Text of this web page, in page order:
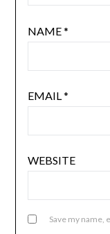
NAME*
EMAIL*
WEBSITE
Save my name,